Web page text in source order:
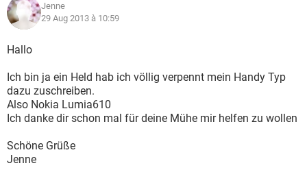
Jenne
29 Aug 2013 à 10:59
Hallo
Ich bin ja ein Held hab ich völlig verpennt mein Handy Typ
dazu zuschreiben.
Also Nokia Lumia610
Ich danke dir schon mal für deine Mühe mir helfen zu wollen
Schöne Grüße
Jenne